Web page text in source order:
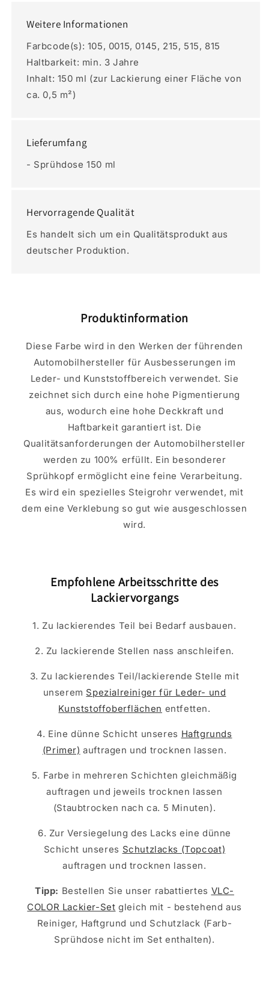
Weitere Informationen
Farbcode(s): 105, 0015, 0145, 215, 515, 815
Haltbarkeit: min. 3 Jahre
Inhalt: 150 ml (zur Lackierung einer Fläche von
ca. 0,5 m²)
Lieferumfang
- Sprühdose 150 ml
Hervorragende Qualität
Es handelt sich um ein Qualitätsprodukt aus
deutscher Produktion.
Produktinformation
Diese Farbe wird in den Werken der führenden
Automobilhersteller für Ausbesserungen im
Leder- und Kunststoffbereich verwendet. Sie
zeichnet sich durch eine hohe Pigmentierung
aus, wodurch eine hohe Deckkraft und
Haftbarkeit garantiert ist. Die
Qualitätsanforderungen der Automobilhersteller
werden zu 100% erfüllt. Ein besonderer
Sprühkopf ermöglicht eine feine Verarbeitung.
Es wird ein spezielles Steigrohr verwendet, mit
dem eine Verklebung so gut wie ausgeschlossen
wird.
Empfohlene Arbeitsschritte des
Lackiervorgangs
1. Zu lackierendes Teil bei Bedarf ausbauen.
2. Zu lackierende Stellen nass anschleifen.
3. Zu lackierendes Teil/lackierende Stelle mit
unserem Spezialreiniger für Leder- und
Kunststoffoberflächen entfetten.
4. Eine dünne Schicht unseres Haftgrunds
(Primer) auftragen und trocknen lassen.
5. Farbe in mehreren Schichten gleichmäßig
auftragen und jeweils trocknen lassen
(Staubtrocken nach ca. 5 Minuten).
6. Zur Versiegelung des Lacks eine dünne
Schicht unseres Schutzlacks (Topcoat)
auftragen und trocknen lassen.
Tipp: Bestellen Sie unser rabattiertes VLC-
COLOR Lackier-Set gleich mit - bestehend aus
Reiniger, Haftgrund und Schutzlack (Farb-
Sprühdose nicht im Set enthalten).